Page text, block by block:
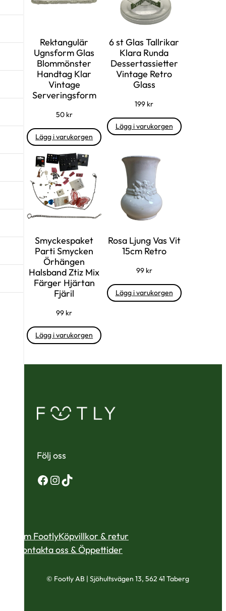
Rektangulär
Ugnsform Glas
Blommönster
Handtag Klar
Vintage
Serveringsform
50 kr
Lägg i varukorgen
6 st Glas Tallrikar
Klara Runda
Dessertassietter
Vintage Retro
Glass
199 kr
Lägg i varukorgen
Smyckespaket
Parti Smycken
Örhängen
Halsband Ztiz Mix
Färger Hjärtan
Fjäril
99 kr
Lägg i varukorgen
Rosa Ljung Vas Vit
15cm Retro
99 kr
Lägg i varukorgen
Följ oss
Facebook
Instagram
TikTok
Om FootlyKöpvillkor & retur
Kontakta oss & Öppettider
© Footly AB | Sjöhultsvägen 13, 562 41 Taberg